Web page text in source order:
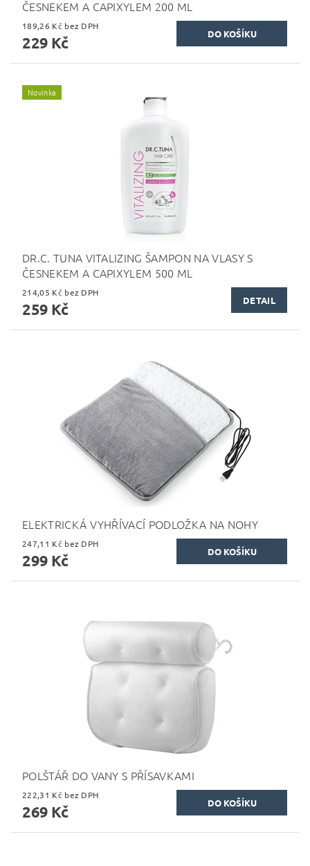
ČESNEKEM A CAPIXYLEM 200 ML
189,26 Kč bez DPH
229 Kč
Novinka
DR.C. TUNA VITALIZING ŠAMPON NA VLASY S
ČESNEKEM A CAPIXYLEM 500 ML
214,05 Kč bez DPH
259 Kč DETAIL
ELEKTRICKÁ VYHŘÍVACÍ PODLOŽKA NA NOHY
247,11 Kč bez DPH
299 Kč
POLŠTÁŘ DO VANY S PŘÍSAVKAMI
222,31 Kč bez DPH
269 Kč